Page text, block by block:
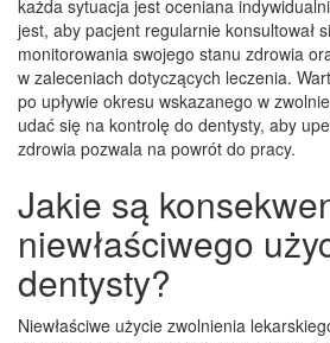
każda sytuacja jest oceniana
jest, aby pacjent regularnie konsultował
monitorowania swojego stanu zdrowia
w zaleceniach dotyczących leczenia.
po upływie okresu wskazanego w
udać się na kontrolę do dentysty, aby
zdrowia pozwala na powrót do pracy.
Jakie są
niewłaściwego
dentysty?
Niewłaściwe użycie zwolnienia